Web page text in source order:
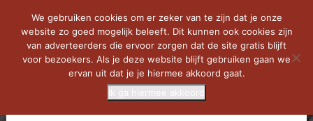
We gebruiken cookies om er zeker van te zijn dat je onze
website zo goed mogelijk beleeft. Dit kunnen ook cookies zijn
van adverteerders die ervoor zorgen dat de site gratis blijft
voor bezoekers. Als je deze website blijft gebruiken gaan we
ervan uit dat je je hiermee akkoord gaat.
Ik ga hiermee akkoord